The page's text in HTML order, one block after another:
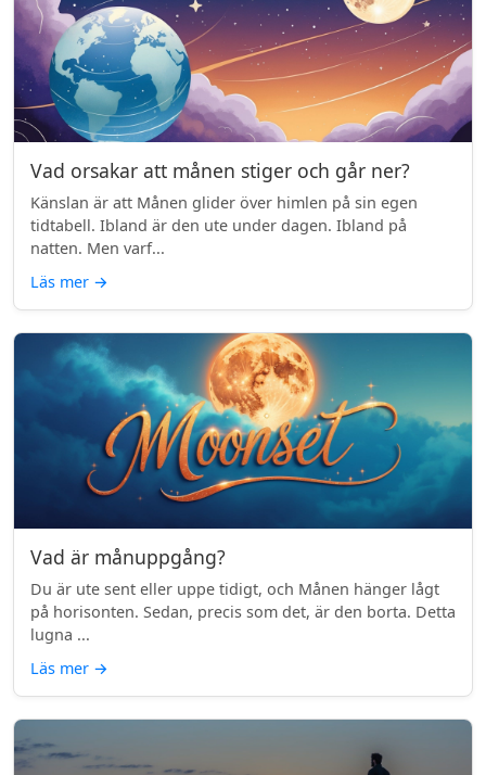
Vad orsakar att månen stiger och går ner?
Känslan är att Månen glider över himlen på sin egen
tidtabell. Ibland är den ute under dagen. Ibland på
natten. Men varf...
Läs mer →
Vad är månuppgång?
Du är ute sent eller uppe tidigt, och Månen hänger lågt
på horisonten. Sedan, precis som det, är den borta. Detta
lugna ...
Läs mer →